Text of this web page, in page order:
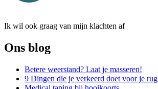
Ik wil ook graag van mijn klachten af
Ons blog
Betere weerstand? Laat je masseren!
9 Dingen die je verkeerd doet voor je rug